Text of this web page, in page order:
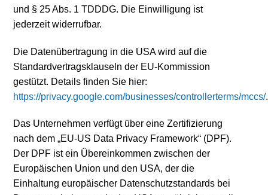
und § 25 Abs. 1 TDDDG. Die Einwilligung ist
jederzeit widerrufbar.
Die Datenübertragung in die USA wird auf die
Standardvertragsklauseln der EU-Kommission
gestützt. Details finden Sie hier:
https://privacy.google.com/businesses/controllerterms/mccs/.
Das Unternehmen verfügt über eine Zertifizierung
nach dem „EU-US Data Privacy Framework“ (DPF).
Der DPF ist ein Übereinkommen zwischen der
Europäischen Union und den USA, der die
Einhaltung europäischer Datenschutzstandards bei